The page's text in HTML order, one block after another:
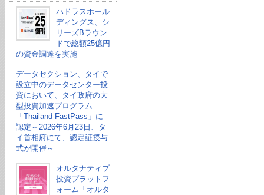
ハドラスホール
ディングス、シ
リーズBラウン
ドで総額25億円
の資金調達を実施
データセクション、タイで
設立中のデータセンター投
資において、タイ政府の大
型投資加速プログラム
「Thailand FastPass」に
認定～2026年6月23日、タ
イ首相府にて、認定証授与
式が開催～
オルタナティブ
投資プラットフ
ォーム「オルタ